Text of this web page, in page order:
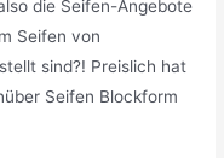
die Seifen-Angebote
Seifen von
sind?! Preislich hat
Seifen Blockform